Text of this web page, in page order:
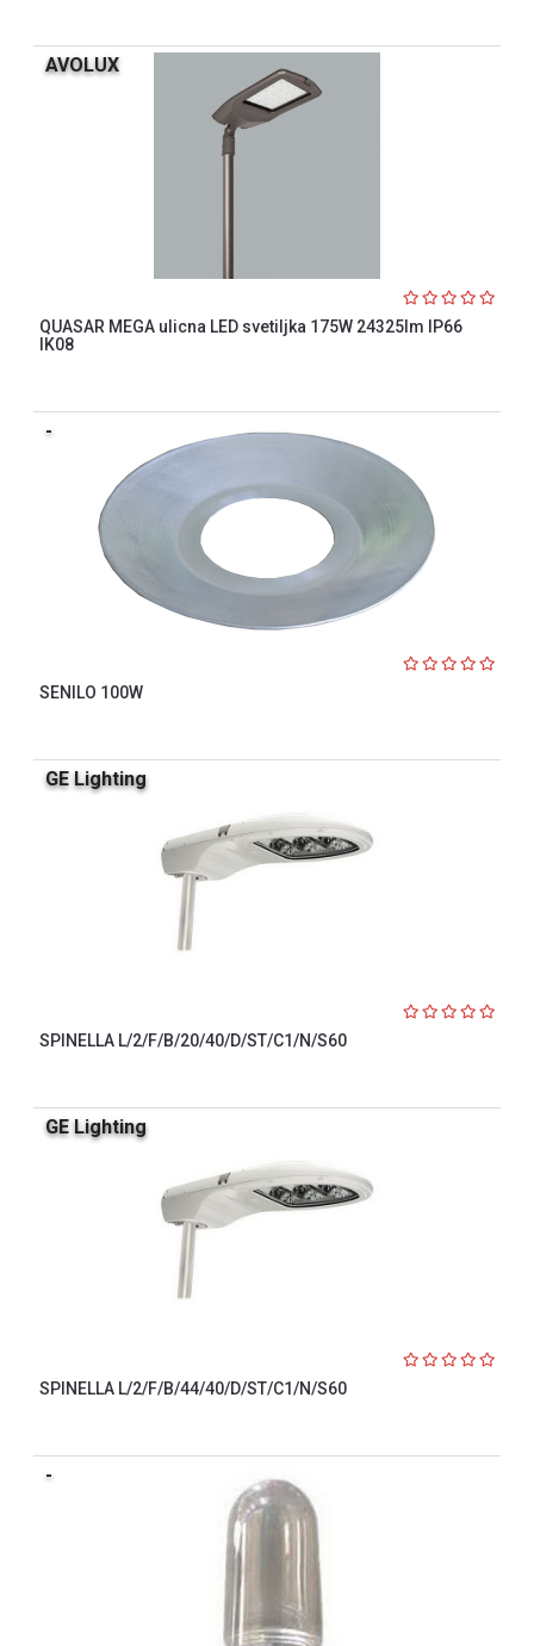
AVOLUX
QUASAR MEGA ulicna LED svetiljka 175W 24325lm IP66
IK08
-
SENILO 100W
GE Lighting
SPINELLA L/2/F/B/20/40/D/ST/C1/N/S60
GE Lighting
SPINELLA L/2/F/B/44/40/D/ST/C1/N/S60
-